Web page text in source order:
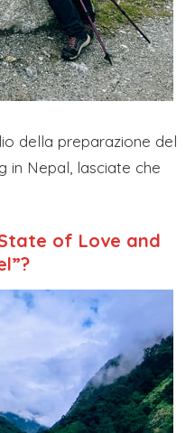
della preparazione del
in Nepal, lasciate che
of Love and